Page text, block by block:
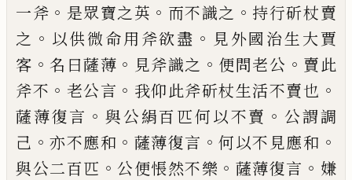
一斧 。 是眾寶之英 。 而不識之 。 持行斫杖賣
之 。 以供微命用斧欲盡 。 見外國治生大賈
客 。名曰薩薄 。 見斧識之 。 便問老公 。 賣此
斧不 。 老公言 。 我仰此斧斫杖生活不賣也 。
薩薄復言 。 與公絹百匹何以不賣 。 公謂調
己 。亦不應和 。 薩薄復言 。何以不見應和 。
與公二百匹 。公便悵然不樂 。 薩薄復言 。 嫌